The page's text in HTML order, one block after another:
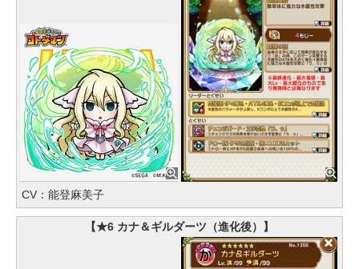
CV：能登麻美子
【★6 カナ＆ギルダーツ（進化後）】